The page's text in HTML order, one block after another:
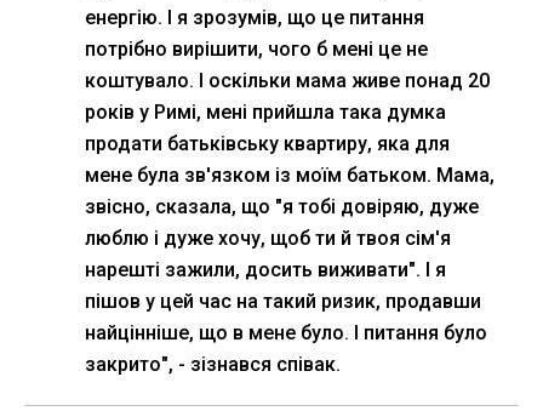
енергію. І я зрозумів, що це питання
потрібно вирішити, чого б мені це не
коштувало. І оскільки мама живе понад 20
років у Римі, мені прийшла така думка
продати батьківську квартиру, яка для
мене була зв'язком із моїм батьком. Мама,
звісно, сказала, що "я тобі довіряю, дуже
люблю і дуже хочу, щоб ти й твоя сім'я
нарешті зажили, досить виживати". І я
пішов у цей час на такий ризик, продавши
найцінніше, що в мене було. І питання було
закрито", - зізнався співак.